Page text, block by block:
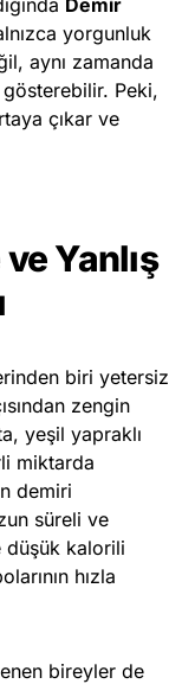
Demir
yorgunluk
aynı zamanda
Peki,
çıkar ve
Yanlış
biri yetersiz
zengin
yeşil yapraklı
miktarda
demiri
süreli ve
düşük kalorili
hızla
bireyler de